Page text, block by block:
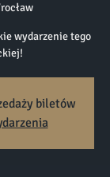
wydarzenie tego
biletów